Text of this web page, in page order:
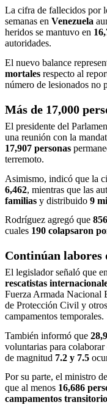
La cifra de fallecidos por
semanas en Venezuela
heridos se mantuvo en
autoridades.
El nuevo balance
mortales respecto al
número de lesionados no
Más de 17,000
El presidente del
una reunión con la
17,907 personas
terremoto.
Asimismo, indicó que la
6,462, mientras que las
familias y distribuido 9
Rodríguez agregó que
cuales 190 colapsaron
Continúan labores
El legislador señaló que
rescatistas
Fuerza Armada Nacional
de Protección Civil y
campamentos temporales.
También informó que
voluntarias para colaborar
de magnitud 7.2 y 7.5
Por su parte, el ministro
que al menos 16,686
campamentos